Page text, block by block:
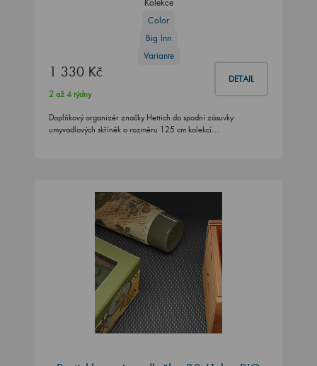
Kolekce
Color
Big Inn
Variante
1 330 Kč DETAIL
2 až 4 týdny
Doplňkový organizér značky Hettich do spodní zásuvky
umyvadlových skříněk o rozměru 125 cm kolekcí…